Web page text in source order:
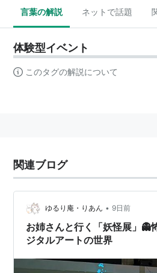
言葉の解説 ネットで話題
体験型イベント
このタグの解説について
関連ブログ
ゆるり庵・りあん • 9日前
お姉さんと行く「妖怪展」👻
ジタルアートの世界